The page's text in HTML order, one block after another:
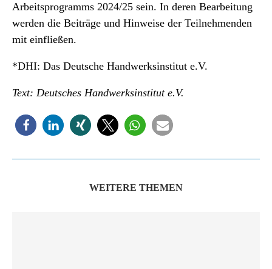
Arbeitsprogramms 2024/25 sein. In deren Bearbeitung
werden die Beiträge und Hinweise der Teilnehmenden
mit einfließen.
*DHI: Das Deutsche Handwerksinstitut e.V.
Text: Deutsches Handwerksinstitut e.V.
WEITERE THEMEN